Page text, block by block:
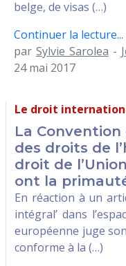
belge, de visas (…)
Continuer la lecture...
par Sylvie Sarolea -
24 mai 2017
Le droit
La
des droits de
droit de
ont la
En réaction à un
intégral’ dans
européenne juge
conforme à la (…)